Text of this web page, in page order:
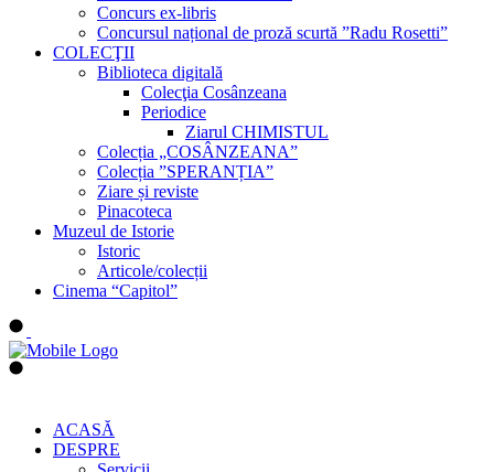
Concurs ex-libris
Concursul național de proză scurtă ”Radu Rosetti”
COLECŢII
Biblioteca digitală
Colecţia Cosânzeana
Periodice
Ziarul CHIMISTUL
Colecția „COSÂNZEANA”
Colecția ”SPERANȚIA”
Ziare și reviste
Pinacoteca
Muzeul de Istorie
Istoric
Articole/colecții
Cinema “Capitol”
ACASĂ
DESPRE